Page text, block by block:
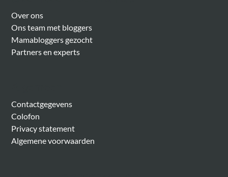
Over ons
Ons team met bloggers
Mamabloggers gezocht
Partners en experts
Contactgegevens
Colofon
Privacy statement
Algemene voorwaarden